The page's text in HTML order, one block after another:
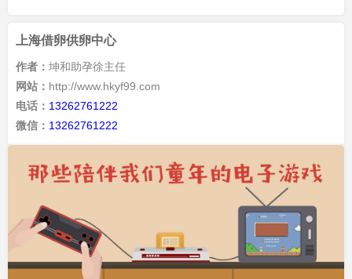
上海借卵供卵中心
作者： 坤和助孕徐主任
网站： http://www.hkyf99.com
电话： 13262761222
微信： 13262761222